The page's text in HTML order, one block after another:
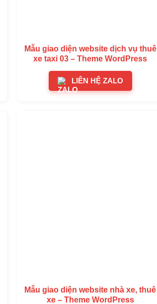
Mẫu giao diện website dịch vụ thuê
xe taxi 03 – Theme WordPress
LIÊN HỆ ZALO
Mẫu giao diện website nhà xe, thuê
xe – Theme WordPress